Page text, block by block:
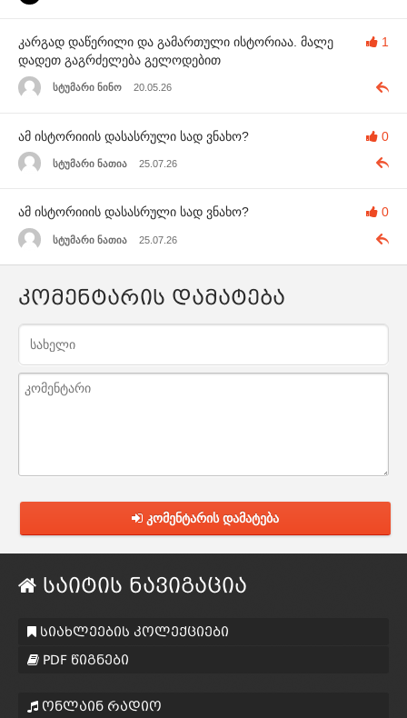
1
კარგად დაწერილი და გამართული ისტორიაა. მალე
დადეთ გაგრძელება გელოდებით
სტუმარი ნინო 20.05.26
0
ამ ისტორიიის დასასრული სად ვნახო?
სტუმარი ნათია 25.07.26
0
ამ ისტორიიის დასასრული სად ვნახო?
სტუმარი ნათია 25.07.26
კომენტარის დამატება
კომენტარის დამატება
საიტის ნავიგაცია
სიახლეების კოლექციები
PDF წიგნები
ონლაინ რადიო